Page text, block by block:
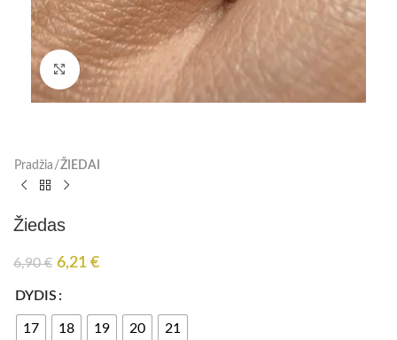
Paspauskite, kad padidinti
Pradžia ŽIEDAI
Žiedas
6,90€ 6,21 €
DYDIS
17 18 19 20 21